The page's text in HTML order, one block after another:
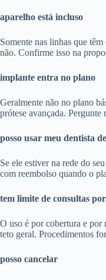
aparelho está incluso
Somente nas linhas que
não. Confirme isso na
implante entra no plano
Geralmente não no plano
prótese avançada. Pergunte
posso usar meu dentista
Se ele estiver na rede do
com reembolso quando o
tem limite de consultas
O uso é por cobertura e por
teto geral. Procedimentos
posso cancelar